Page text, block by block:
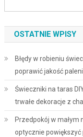
OSTATNIE WPISY
Błędy w robieniu
poprawić jakość
Świeczniki na taras
trwałe dekoracje z
Przedpokój w małym
optycznie